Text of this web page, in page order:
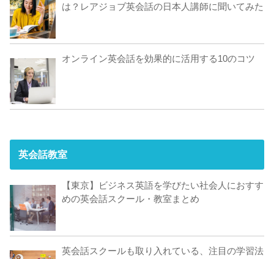
は？レアジョブ英会話の日本人講師に聞いてみた
オンライン英会話を効果的に活用する10のコツ
英会話教室
【東京】ビジネス英語を学びたい社会人におすす
めの英会話スクール・教室まとめ
英会話スクールも取り入れている、注目の学習法